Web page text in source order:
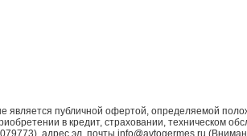
публичной офертой, определяемой
в кредит, страховании, техническом
адрес эл. почты info@avtogermes.ru